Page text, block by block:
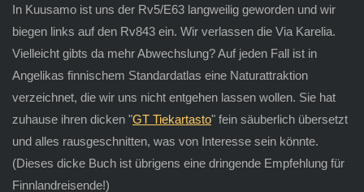
In Kuusamo ist uns der Rv5/E63 langweilig geworden und wir
biegen links auf den Rv843 ein. Wir verlassen die Via Karelia.
Vielleicht gibts da mehr Abwechslung? Auf jeden Fall ist in
Angelikas finnischem Standardatlas eine Naturattraktion
verzeichnet, die wir uns nicht entgehen lassen wollen. Sie hat
zuhause ihren dicken "GT Tiekartasto" fein säuberlich übersetzt
und alles rausgeschnitten, was von Interesse sein könnte.
(Dieses dicke Buch ist übrigens eine dringende Empfehlung für
Finnlandreisende!)